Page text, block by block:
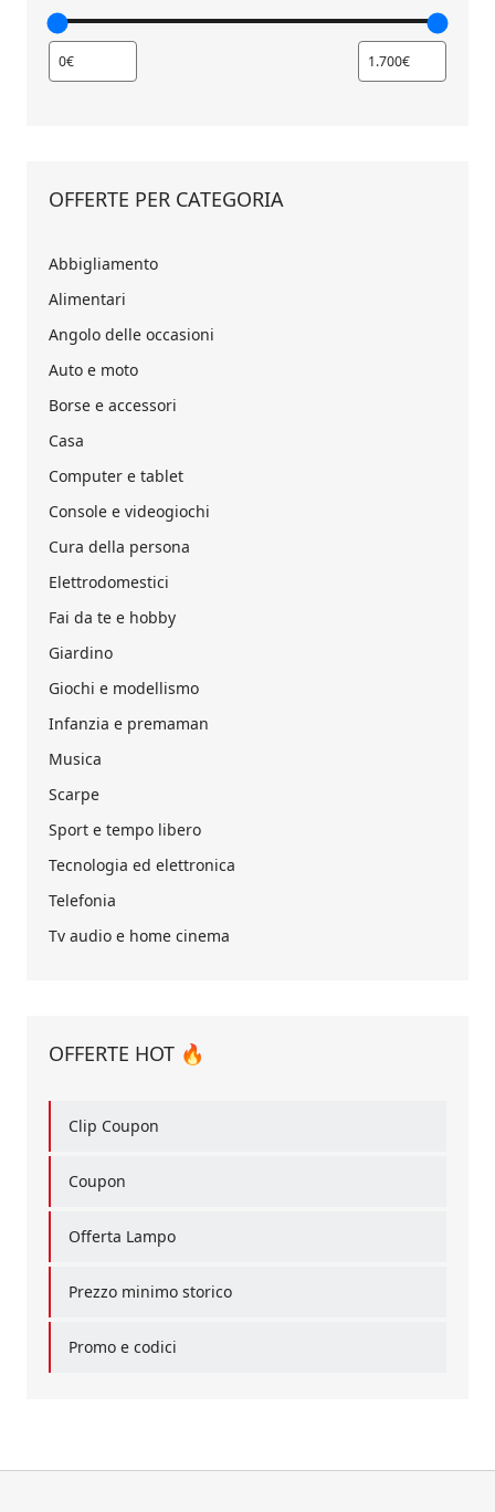
OFFERTE PER CATEGORIA
Abbigliamento
Alimentari
Angolo delle occasioni
Auto e moto
Borse e accessori
Casa
Computer e tablet
Console e videogiochi
Cura della persona
Elettrodomestici
Fai da te e hobby
Giardino
Giochi e modellismo
Infanzia e premaman
Musica
Scarpe
Sport e tempo libero
Tecnologia ed elettronica
Telefonia
Tv audio e home cinema
OFFERTE HOT 🔥
Clip Coupon
Coupon
Offerta Lampo
Prezzo minimo storico
Promo e codici